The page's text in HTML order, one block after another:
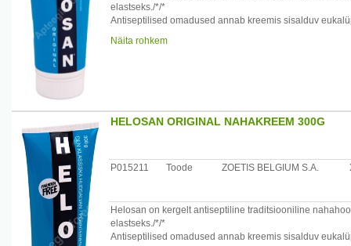
elastseks./*/*
Antiseptilised omadused annab kreemis sisalduv
Koostisosade loetelu (Ingredients)
Netokogus
100 g
Näita rohkem
HELOSAN ORIGINAL NAHAKREEM 300G
P015211 Toode ZOETIS BELGIUM S.A.
Helosan on kergelt antiseptiline traditsiooniline
elastseks./*/*
Antiseptilised omadused annab kreemis sisalduv